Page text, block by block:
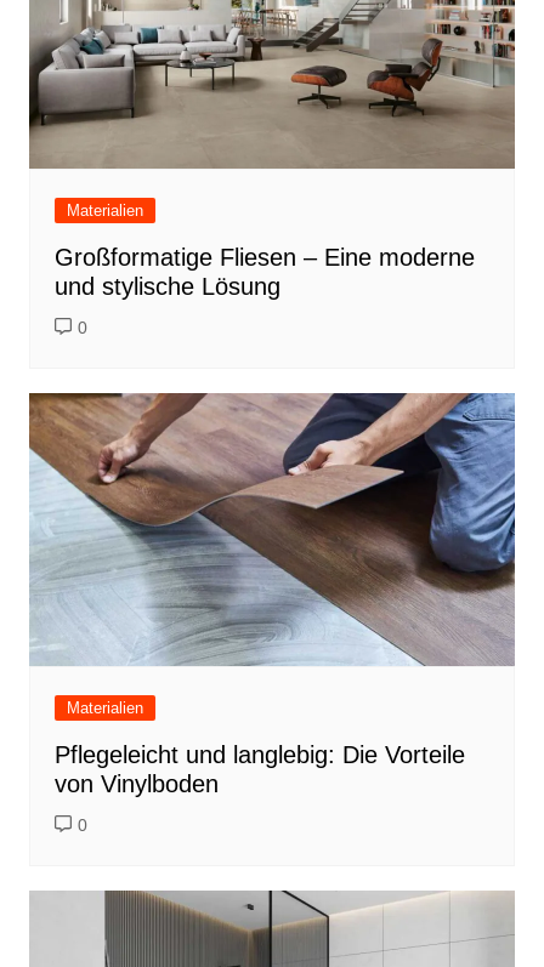
Materialien
Großformatige Fliesen – Eine moderne
und stylische Lösung
0
Materialien
Pflegeleicht und langlebig: Die Vorteile
von Vinylboden
0